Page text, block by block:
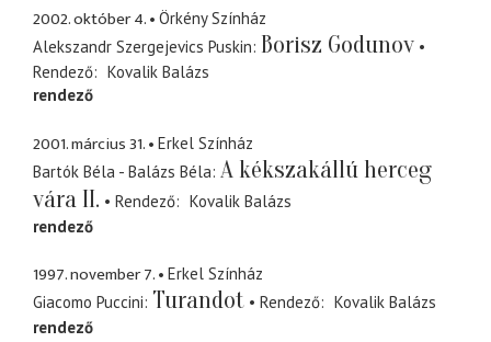
2002. október 4.
Örkény Színház
Alekszandr Szergejevics Puskin Borisz Godunov
Rendező
Kovalik Balázs
rendező
2001. március 31.
Erkel Színház
Bartók Béla - Balázs Béla A kékszakállú herceg
vára II.
Rendező
Kovalik Balázs
rendező
1997. november 7.
Erkel Színház
Giacomo Puccini Turandot Rendező
Kovalik Balázs
rendező